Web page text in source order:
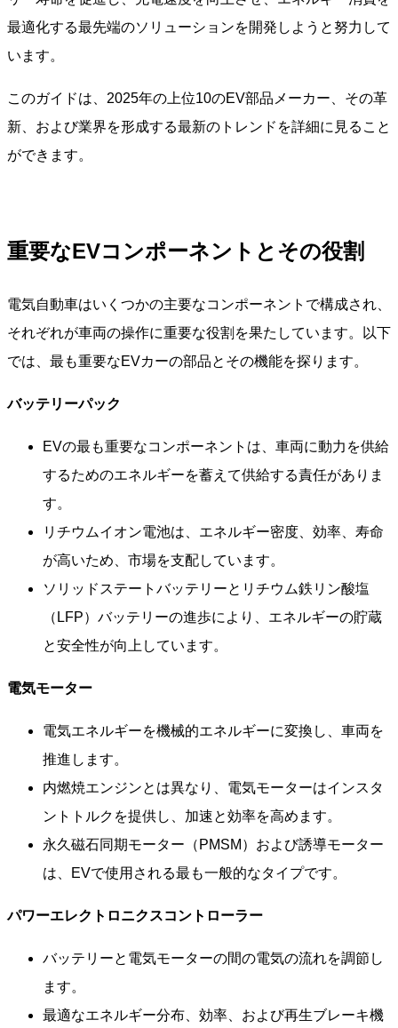
最適化する最先端のソリューションを開発しようと努力して
います。
このガイドは、2025年の上位10のEV部品メーカー、その革
新、および業界を形成する最新のトレンドを詳細に見ること
ができます。
重要なEVコンポーネントとその役割
電気自動車はいくつかの主要なコンポーネントで構成され、
それぞれが車両の操作に重要な役割を果たしています。以下
では、最も重要なEVカーの部品とその機能を探ります。
バッテリーパック
EVの最も重要なコンポーネントは、車両に動力を供給
するためのエネルギーを蓄えて供給する責任がありま
す。
リチウムイオン電池は、エネルギー密度、効率、寿命
が高いため、市場を支配しています。
ソリッドステートバッテリーとリチウム鉄リン酸塩
（LFP）バッテリーの進歩により、エネルギーの貯蔵
と安全性が向上しています。
電気モーター
電気エネルギーを機械的エネルギーに変換し、車両を
推進します。
内燃焼エンジンとは異なり、電気モーターはインスタ
ントトルクを提供し、加速と効率を高めます。
永久磁石同期モーター（PMSM）および誘導モーター
は、EVで使用される最も一般的なタイプです。
パワーエレクトロニクスコントローラー
バッテリーと電気モーターの間の電気の流れを調節し
ます。
最適なエネルギー分布、効率、および再生ブレーキ機